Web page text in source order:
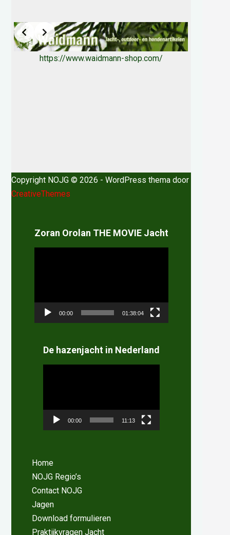
https://www.waidmann-shop.com/
Copyright NOJG © 2026 - WordPress thema door
CreativeThemes
Zoran Orolan THE MOVIE Jacht
00:00 01:38:04
De hazenjacht in Nederland
00:00 11:13
Home
NOJG Regio’s
Contact NOJG
Jagen
Download formulieren
Praktijkvragen Jacht